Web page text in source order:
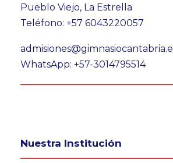
Pueblo Viejo, La Estrella
Teléfono: +57 6043220057
WhatsApp: +57-3014795514
Nuestra Institución